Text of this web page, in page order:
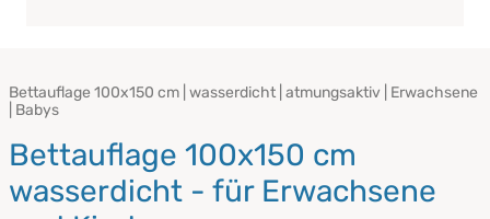
Bettauflage 100x150 cm | wasserdicht | atmungsaktiv | Erwachsene
| Babys
Bettauflage 100x150 cm
wasserdicht - für Erwachsene